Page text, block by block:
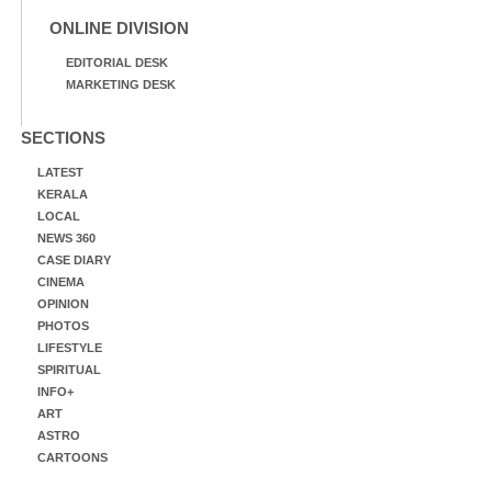
ONLINE DIVISION
EDITORIAL DESK
MARKETING DESK
SECTIONS
LATEST
KERALA
LOCAL
NEWS 360
CASE DIARY
CINEMA
OPINION
PHOTOS
LIFESTYLE
SPIRITUAL
INFO+
ART
ASTRO
CARTOONS